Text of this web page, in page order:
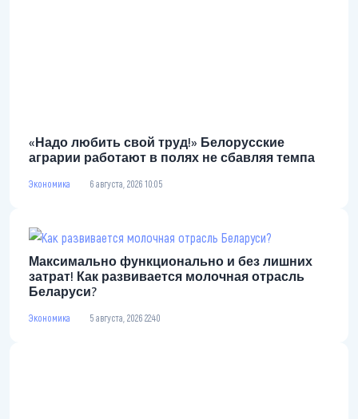
«Надо любить свой труд!» Белорусские
аграрии работают в полях не сбавляя темпа
Экономика 6 августа, 2026 10:05
Максимально функционально и без лишних
затрат! Как развивается молочная отрасль
Беларуси?
Экономика 5 августа, 2026 22:40